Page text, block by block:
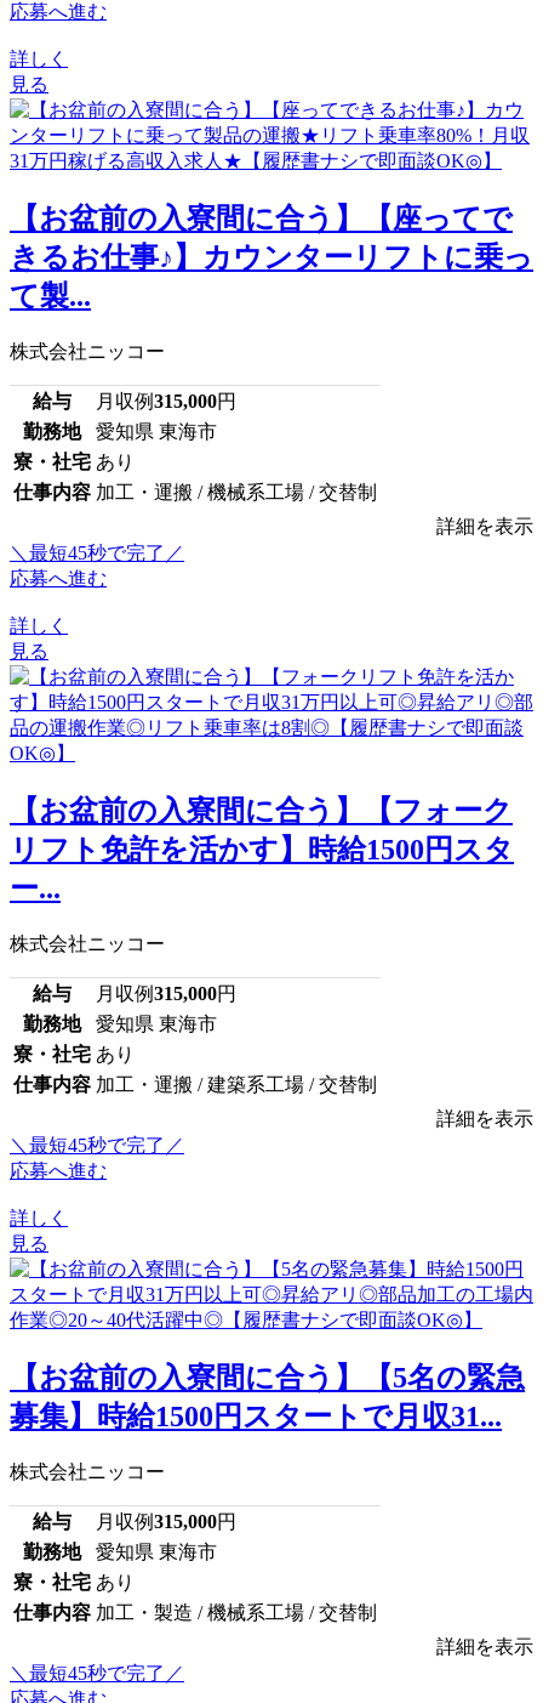
応募へ進む
詳しく
見る
【お盆前の入寮間に合う】【座ってで
きるお仕事♪】カウンターリフトに乗っ
て製...
株式会社ニッコー
給与 月収例315,000円
勤務地
愛知県 東海市
寮・社宅 あり
仕事内容 加工・運搬 / 機械系工場 / 交替制
詳細を表示
＼最短45秒で完了／
応募へ進む
詳しく
見る
【お盆前の入寮間に合う】【フォーク
リフト免許を活かす】時給1500円スタ
ー...
株式会社ニッコー
給与 月収例315,000円
勤務地
愛知県 東海市
寮・社宅 あり
仕事内容 加工・運搬 / 建築系工場 / 交替制
詳細を表示
＼最短45秒で完了／
応募へ進む
詳しく
見る
【お盆前の入寮間に合う】【5名の緊急
募集】時給1500円スタートで月収31...
株式会社ニッコー
給与 月収例315,000円
勤務地
愛知県 東海市
寮・社宅 あり
仕事内容 加工・製造 / 機械系工場 / 交替制
詳細を表示
＼最短45秒で完了／
応募へ進む